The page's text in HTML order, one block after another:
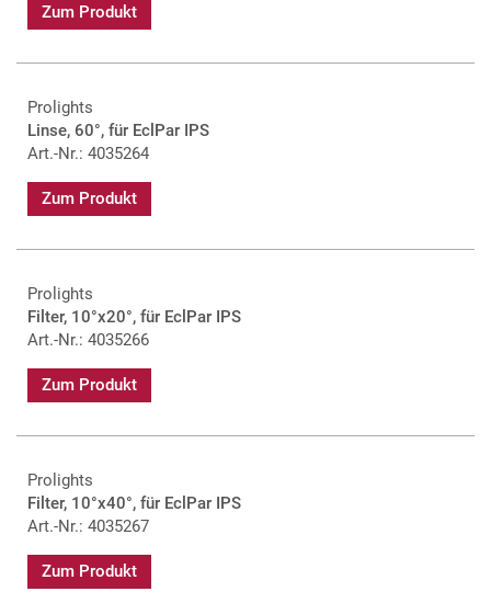
Zum Produkt
Prolights
Linse, 60°, für EclPar IPS
Art.-Nr.: 4035264
Zum Produkt
Prolights
Filter, 10°x20°, für EclPar IPS
Art.-Nr.: 4035266
Zum Produkt
Prolights
Filter, 10°x40°, für EclPar IPS
Art.-Nr.: 4035267
Zum Produkt